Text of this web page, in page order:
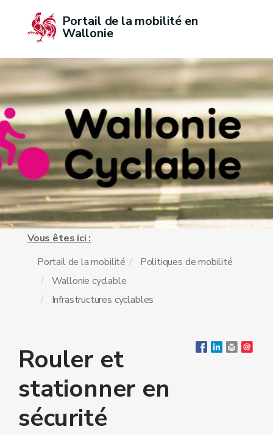
Portail de la mobilité en
Wallonie
Vous êtes ici :
Portail de la mobilité
Politiques de mobilité
Wallonie cyclable
Infrastructures cyclables
Rouler et
stationner en
sécurité